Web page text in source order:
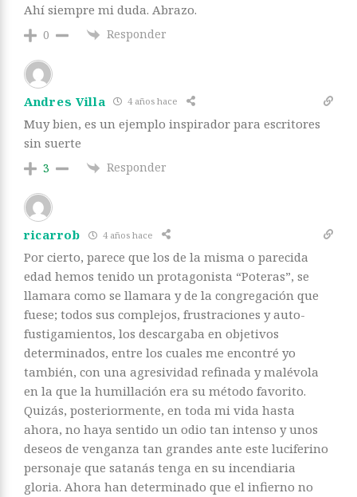
Ahí siempre mi duda. Abrazo.
0 Responder
Andres Villa 4 años hace
Muy bien, es un ejemplo inspirador para escritores
sin suerte
3 Responder
ricarrob 4 años hace
Por cierto, parece que los de la misma o parecida
edad hemos tenido un protagonista “Poteras”, se
llamara como se llamara y de la congregación que
fuese; todos sus complejos, frustraciones y auto-
fustigamientos, los descargaba en objetivos
determinados, entre los cuales me encontré yo
también, con una agresividad refinada y malévola
en la que la humillación era su método favorito.
Quizás, posteriormente, en toda mi vida hasta
ahora, no haya sentido un odio tan intenso y unos
deseos de venganza tan grandes ante este luciferino
personaje que satanás tenga en su incendiaria
gloria. Ahora han determinado que el infierno no